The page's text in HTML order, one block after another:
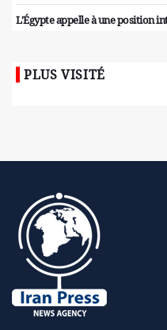
L'Égypte appelle à une position
PLUS VISITÉ